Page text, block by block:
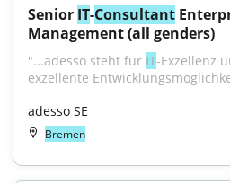
Senior IT-Consultant
Management (all genders)
"...adesso steht für IT-Exzellenz
exzellente
adesso SE
Bremen